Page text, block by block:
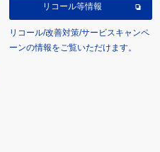
リコール等情報
リコール/改善対策/サービスキャンペ
ーンの情報をご覧いただけます。